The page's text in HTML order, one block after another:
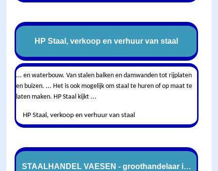
HP Staal, verkoop en verhuur van staal
... en waterbouw. Van stalen balken en damwanden tot rijplaten
en buizen. ... Het is ook mogelijk om staal te huren of op maat te
laten maken. HP Staal kijkt ...
HP Staal, verkoop en verhuur van staal
STAALHANDEL VAESEN - groothandelaar in staal